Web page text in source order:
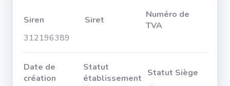
Siren Siret
Numéro de
TVA
312196389
Date de
création
Statut
établissement Statut Siège